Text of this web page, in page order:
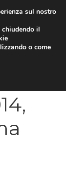
sul nostro
il
o come